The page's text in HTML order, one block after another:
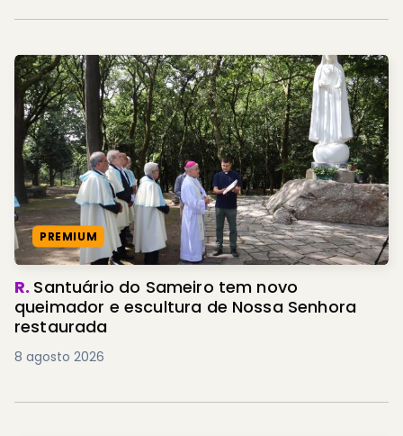
PREMIUM
R. Santuário do Sameiro tem novo
queimador e escultura de Nossa Senhora
restaurada
8 agosto 2026